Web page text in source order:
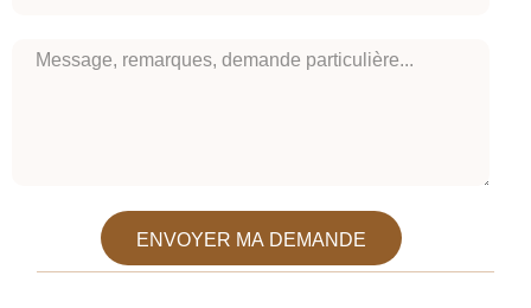
ENVOYER MA DEMANDE